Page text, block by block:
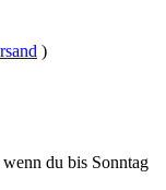
)
wenn du bis Sonntag